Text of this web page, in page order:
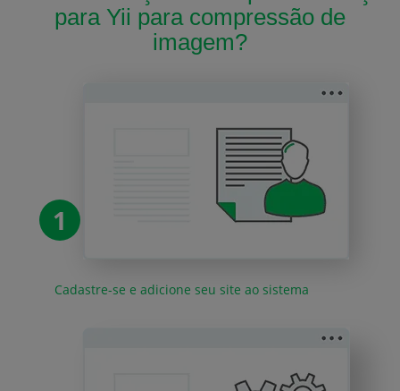
para Yii para compressão de
imagem?
1
Cadastre-se e adicione seu site ao sistema